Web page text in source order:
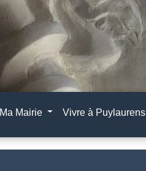
Ma Mairie Vivre à Puylaurens